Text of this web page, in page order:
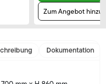
Zum Angebot
Dokumentation